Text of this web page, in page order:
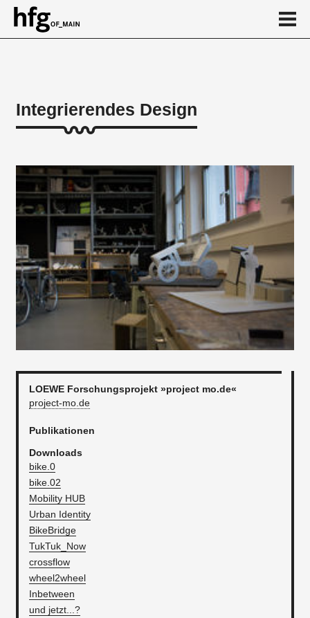
Über
Projekte Grundstudium
Kooperationsprojekte
Ausstellungen
Kalender
News
...
Integrierendes Design
LOEWE Forschungsprojekt »project mo.de«
project-mo.de
Publikationen
Downloads
bike.0
bike.02
Mobility HUB
Urban Identity
BikeBridge
TukTuk_Now
crossflow
wheel2wheel
Inbetween
und jetzt...?